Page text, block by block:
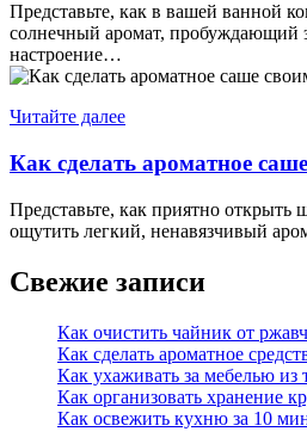
Представьте, как в вашей ванной
солнечный аромат,
настроение…
Читайте далее
Как сделать ароматное
Представьте, как приятно открыть
ощутить легкий, ненавязчивый
Свежие записи
Как очистить чайник от
Как сделать ароматное
Как ухаживать за мебелью из
Как организовать хранение
Как освежить кухню за 10